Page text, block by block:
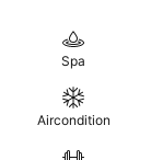
Spa
Aircondition